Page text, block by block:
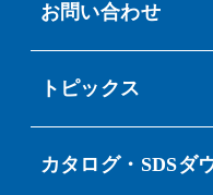
お問い合わせ
トピックス
カタログ・SDSダ